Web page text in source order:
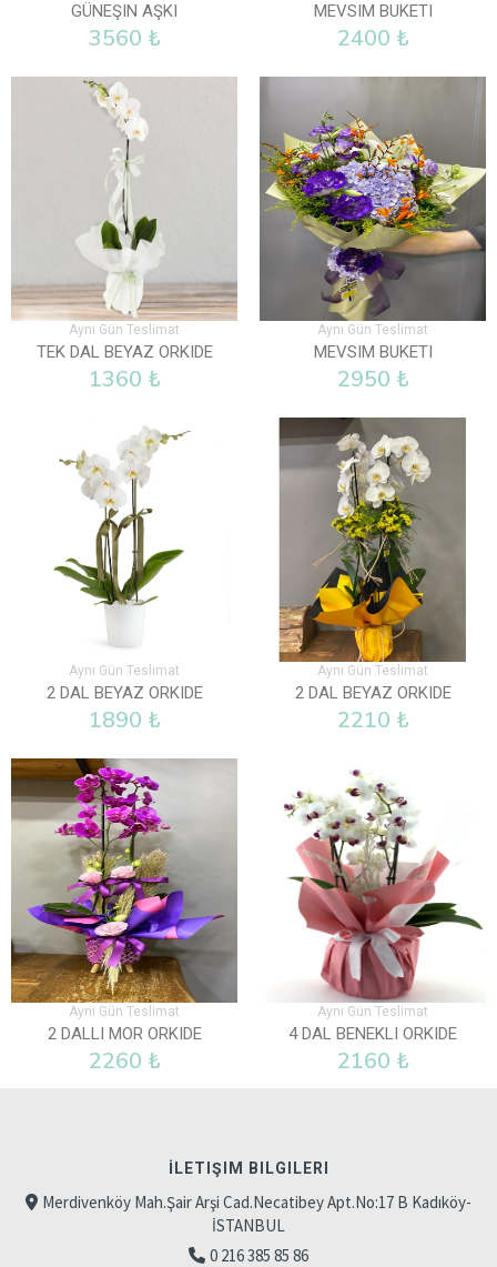
GÜNEŞIN AŞKI
3560 ₺
MEVSIM BUKETI
2400 ₺
Aynı Gün Teslimat
TEK DAL BEYAZ ORKIDE
1360 ₺
Aynı Gün Teslimat
MEVSIM BUKETI
2950 ₺
Aynı Gün Teslimat
2 DAL BEYAZ ORKIDE
1890 ₺
Aynı Gün Teslimat
2 DAL BEYAZ ORKIDE
2210 ₺
Aynı Gün Teslimat
2 DALLI MOR ORKIDE
2260 ₺
Aynı Gün Teslimat
4 DAL BENEKLI ORKIDE
2160 ₺
İLETIŞIM BILGILERI
Merdivenköy Mah.Şair Arşi Cad.Necatibey Apt.No:17 B Kadıköy-
İSTANBUL
0 216 385 85 86